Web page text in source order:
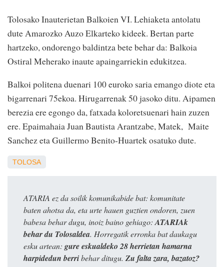
Tolosako Inauterietan Balkoien VI. Lehiaketa antolatu
dute Amarozko Auzo Elkarteko kideek. Bertan parte
hartzeko, ondorengo baldintza bete behar da: Balkoia
Ostiral Meherako inaute apaingarriekin edukitzea.
Balkoi politena duenari 100 euroko saria emango diote eta
bigarrenari 75ekoa. Hirugarrenak 50 jasoko ditu. Aipamen
berezia ere egongo da, fatxada koloretsuenari hain zuzen
ere. Epaimahaia Juan Bautista Arantzabe, Matek, Maite
Sanchez eta Guillermo Benito-Huartek osatuko dute.
TOLOSA
ATARIA ez da soilik komunikabide bat: komunitate
baten ahotsa da, eta urte hauen guztien ondoren, zuen
babesa behar dugu, inoiz baino gehiago: ATARIAk
behar du Tolosaldea. Horregatik erronka bat daukagu
esku artean: gure eskualdeko 28 herrietan hamarna
harpidedun berribehar ditugu. Zu falta zara, bazatoz?